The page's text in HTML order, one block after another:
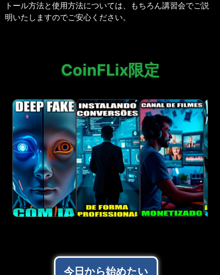
トール方法と使用方法については、もちろん講習会でご説
明いたしますのでご安心ください。
CoinFLix限定
Profissional
(milhares de
Inscritos)
今日から始めたい